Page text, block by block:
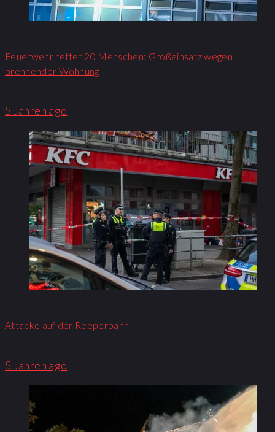
Feuerwehr rettet 20 Menschen: Großeinsatz wegen
brennender Wohnung​
5 Jahren ago
Attacke auf der Reeperbahn
5 Jahren ago